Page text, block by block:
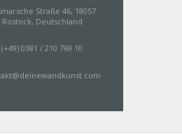
Straße 46, 18057
Rostock, Deutschland
(+49) 0381 / 210 769 10